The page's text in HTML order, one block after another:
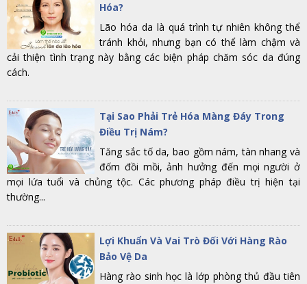
Hóa?
Lão hóa da là quá trình tự nhiên không thể
tránh khỏi, nhưng bạn có thể làm chậm và
cải thiện tình trạng này bằng các biện pháp chăm sóc da đúng
cách.
Tại Sao Phải Trẻ Hóa Màng Đáy Trong
Điều Trị Nám?
Tăng sắc tố da, bao gồm nám, tàn nhang và
đốm đồi mồi, ảnh hưởng đến mọi người ở
mọi lứa tuổi và chủng tộc. Các phương pháp điều trị hiện tại
thường...
Lợi Khuẩn Và Vai Trò Đối Với Hàng Rào
Bảo Vệ Da
Hàng rào sinh học là lớp phòng thủ đầu tiên